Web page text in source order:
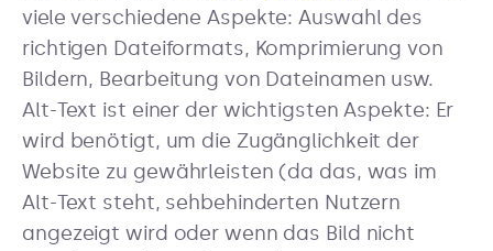
viele verschiedene Aspekte: Auswahl des
richtigen Dateiformats, Komprimierung von
Bildern, Bearbeitung von Dateinamen usw.
Alt-Text ist einer der wichtigsten Aspekte: Er
wird benötigt, um die Zugänglichkeit der
Website zu gewährleisten (da das, was im
Alt-Text steht, sehbehinderten Nutzern
angezeigt wird oder wenn das Bild nicht